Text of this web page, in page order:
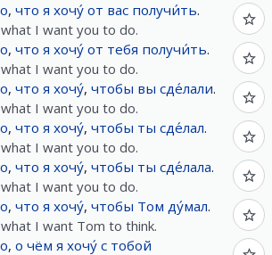
, что я хочу́ от вас получи́ть.
I want you to do.
, что я хочу́ от тебя получи́ть.
I want you to do.
, что я хочу́, чтобы вы сде́лали.
I want you to do.
, что я хочу́, чтобы ты сде́лал.
I want you to do.
, что я хочу́, чтобы ты сде́лала.
I want you to do.
, что я хочу́, чтобы Том ду́мал.
I want Tom to think.
, о чём я хочу́ с тобой